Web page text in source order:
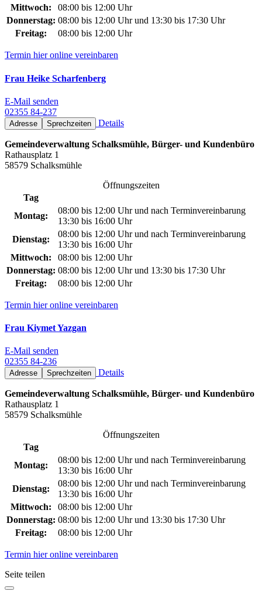
Mittwoch:
08:00 bis 12:00 Uhr
Donnerstag: 08:00 bis 12:00 Uhr und 13:30 bis 17:30 Uhr
Freitag:
08:00 bis 12:00 Uhr
Termin hier online vereinbaren
Frau Heike Scharfenberg
E-Mail senden
02355 84-237
Adresse Sprechzeiten Details
Gemeindeverwaltung Schalksmühle, Bürger- und Kundenbüro
Rathausplatz 1
58579 Schalksmühle
Öffnungszeiten
Tag
Montag:
08:00 bis 12:00 Uhr und nach Terminvereinbarung
13:30 bis 16:00 Uhr
Dienstag:
08:00 bis 12:00 Uhr und nach Terminvereinbarung
13:30 bis 16:00 Uhr
Mittwoch:
08:00 bis 12:00 Uhr
Donnerstag: 08:00 bis 12:00 Uhr und 13:30 bis 17:30 Uhr
Freitag:
08:00 bis 12:00 Uhr
Termin hier online vereinbaren
Frau Kiymet Yazgan
E-Mail senden
02355 84-236
Adresse Sprechzeiten Details
Gemeindeverwaltung Schalksmühle, Bürger- und Kundenbüro
Rathausplatz 1
58579 Schalksmühle
Öffnungszeiten
Tag
Montag:
08:00 bis 12:00 Uhr und nach Terminvereinbarung
13:30 bis 16:00 Uhr
Dienstag:
08:00 bis 12:00 Uhr und nach Terminvereinbarung
13:30 bis 16:00 Uhr
Mittwoch:
08:00 bis 12:00 Uhr
Donnerstag: 08:00 bis 12:00 Uhr und 13:30 bis 17:30 Uhr
Freitag:
08:00 bis 12:00 Uhr
Termin hier online vereinbaren
Seite teilen